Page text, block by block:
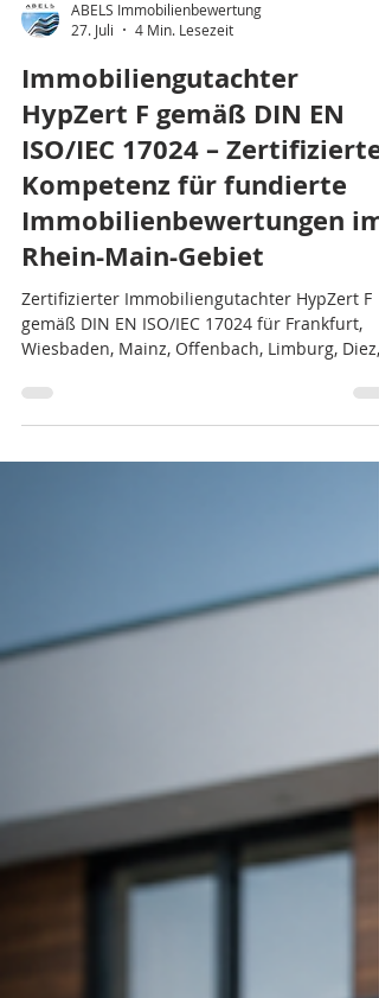
27. Juli
4 Min. Lesezeit
Immobiliengutachter
HypZert F gemäß DIN EN
ISO/IEC 17024 – Zertifizierte
Kompetenz für fundierte
Immobilienbewertungen im
Rhein-Main-Gebiet
Zertifizierter Immobiliengutachter HypZert F
Wiesbaden, Mainz, Offenbach, Limburg, Diez,
Montabaur und Koblenz. Professionelle